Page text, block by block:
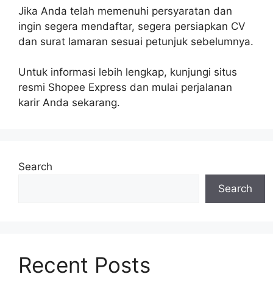
Jika Anda telah memenuhi persyaratan dan
ingin segera mendaftar, segera persiapkan CV
dan surat lamaran sesuai petunjuk sebelumnya.
Untuk informasi lebih lengkap, kunjungi situs
resmi Shopee Express dan mulai perjalanan
karir Anda sekarang.
Search
Search
Recent Posts